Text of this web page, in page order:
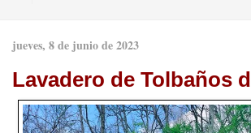
jueves, 8 de junio de 2023
Lavadero de Tolbaños